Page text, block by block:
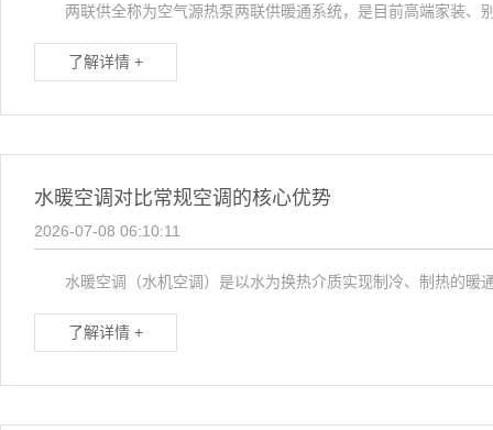
两联供全称为空气源热泵两联供暖通系统，是目前高端家装、
了解详情 +
水暖空调对比常规空调的核心优势
2026-07-08 06:10:11
水暖空调（水机空调）是以水为换热介质实现制冷、制热的暖
了解详情 +